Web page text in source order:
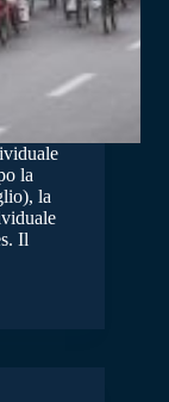
la
la
Il